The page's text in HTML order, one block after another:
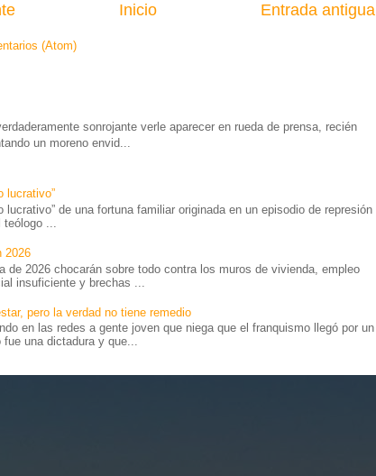
Entrada antigua
Inicio
(Atom)
sonrojante verle aparecer en rueda de prensa, recién
un moreno envid...
lucrativo”
de una fortuna familiar originada en un episodio de represión
...
2026
de 2026 chocarán sobre todo contra los muros de vivienda, empleo
insuficiente y brechas ...
pero la verdad no tiene remedio
en las redes a gente joven que niega que el franquismo llegó por un
una dictadura y que...